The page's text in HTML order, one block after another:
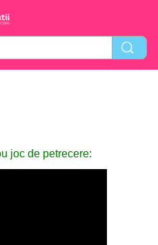
joc de petrecere: